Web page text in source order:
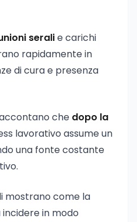
seralie carichi
rapidamente in
di cura e presenza
che dopo la
lavorativo assume un
una fonte costante
mostrano come la
in modo